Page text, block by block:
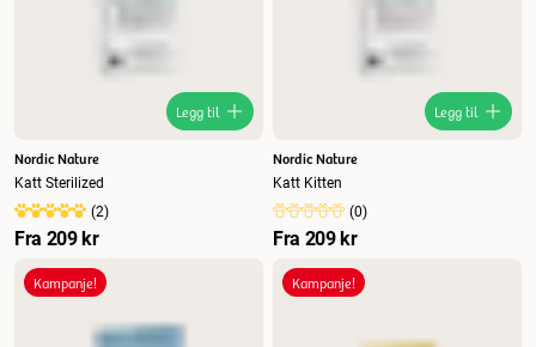
Legg til
Nordic Nature
Katt Sterilized
(2)
Fra 209 kr
Legg til
Nordic Nature
Katt Kitten
(0)
Fra 209 kr
Kampanje! Kampanje!